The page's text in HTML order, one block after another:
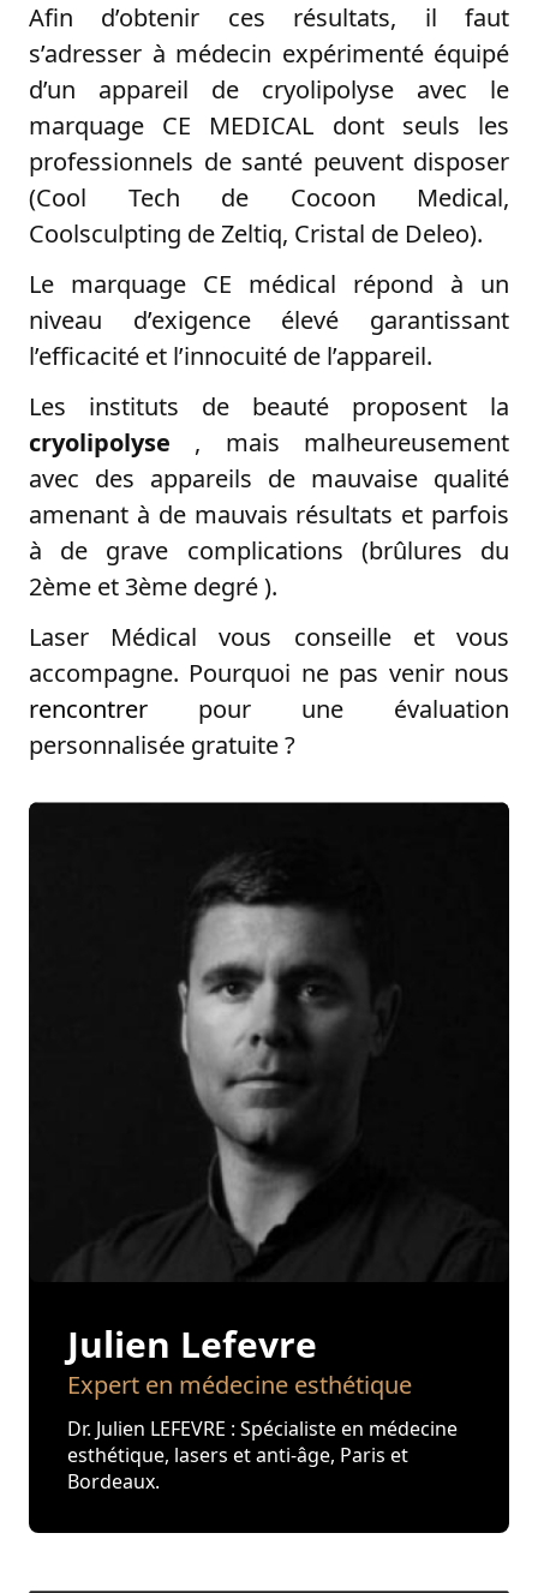
Afin d’obtenir ces résultats, il faut
s’adresser à médecin expérimenté équipé
d’un appareil de cryolipolyse avec le
marquage CE MEDICAL dont seuls les
professionnels de santé peuvent disposer
(Cool Tech de Cocoon Medical,
Coolsculpting de Zeltiq, Cristal de Deleo).
Le marquage CE médical répond à un
niveau d’exigence élevé garantissant
l’efficacité et l’innocuité de l’appareil.
Les instituts de beauté proposent la
cryolipolyse , mais malheureusement
avec des appareils de mauvaise qualité
amenant à de mauvais résultats et parfois
à de grave complications (brûlures du
2ème et 3ème degré ).
Laser Médical vous conseille et vous
accompagne. Pourquoi ne pas venir nous
rencontrer pour une évaluation
personnalisée gratuite ?
Julien Lefevre
Expert en médecine esthétique
Dr. Julien LEFEVRE : Spécialiste en médecine
esthétique, lasers et anti-âge, Paris et
Bordeaux.